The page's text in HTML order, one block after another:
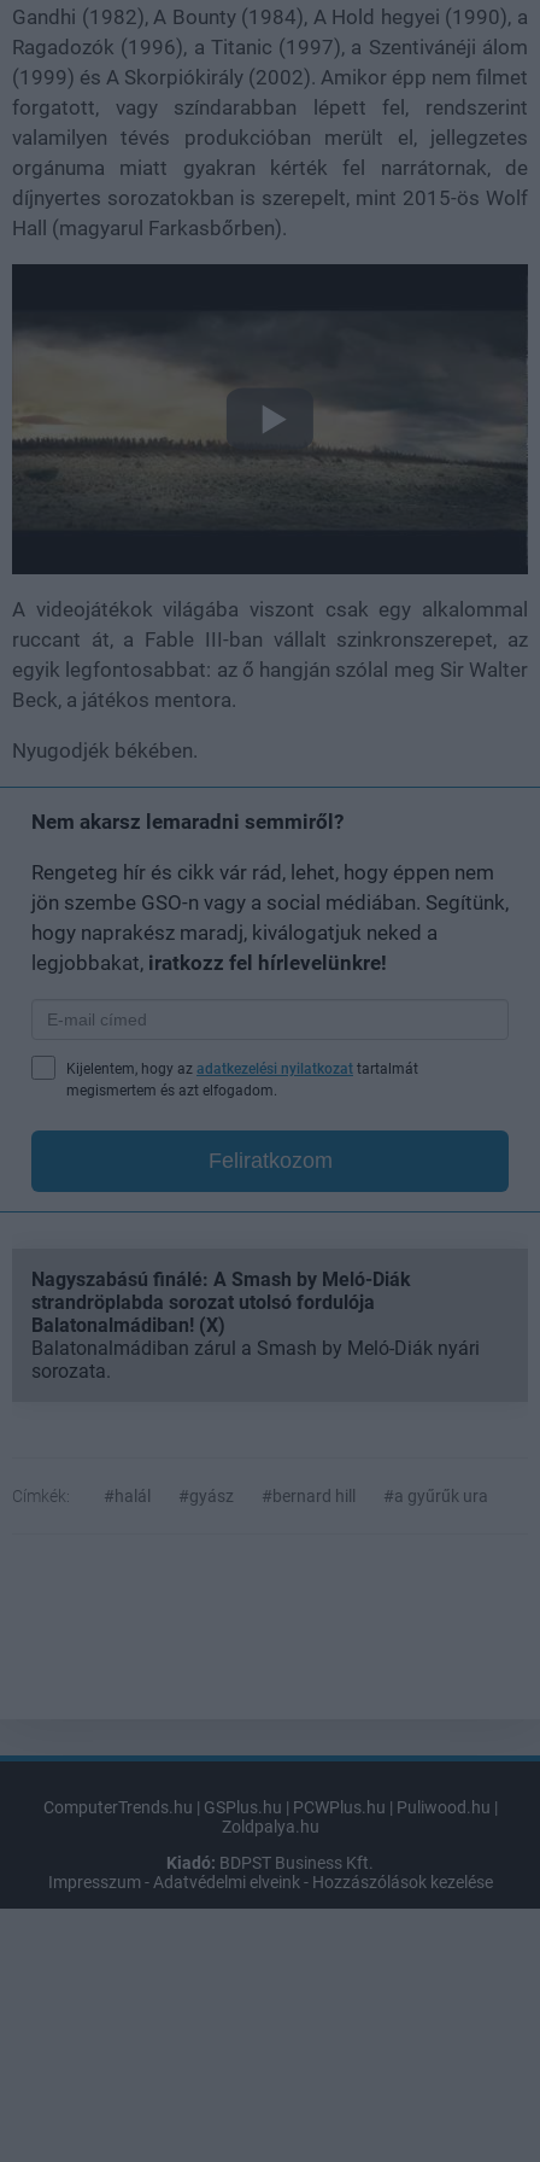
Gandhi (1982), A Bounty (1984), A Hold hegyei (1990), a
Ragadozók (1996), a Titanic (1997), a Szentivánéji álom
(1999) és A Skorpiókirály (2002). Amikor épp nem filmet
forgatott, vagy színdarabban lépett fel, rendszerint
valamilyen tévés produkcióban merült el, jellegzetes
orgánuma miatt gyakran kérték fel narrátornak, de
díjnyertes sorozatokban is szerepelt, mint 2015-ös Wolf
Hall (magyarul Farkasbőrben).
A videojátékok világába viszont csak egy alkalommal
ruccant át, a Fable III-ban vállalt szinkronszerepet, az
egyik legfontosabbat: az ő hangján szólal meg Sir Walter
Beck, a játékos mentora.
Nyugodjék békében.
Nem akarsz lemaradni semmiről?
Rengeteg hír és cikk vár rád, lehet, hogy éppen nem
jön szembe GSO-n vagy a social médiában. Segítünk,
hogy naprakész maradj, kiválogatjuk neked a
legjobbakat, iratkozz fel hírlevelünkre!
Kijelentem, hogy az adatkezelési nyilatkozat tartalmát
megismertem és azt elfogadom.
Feliratkozom
Nagyszabású finálé: A Smash by Meló-Diák
strandröplabda sorozat utolsó fordulója
Balatonalmádiban! (X)
Balatonalmádiban zárul a Smash by Meló-Diák nyári
sorozata.
Címkék: #halál #gyász #bernard hill #a gyűrűk ura
ComputerTrends.hu | GSPlus.hu | PCWPlus.hu | Puliwood.hu |
Zoldpalya.hu
Kiadó: BDPST Business Kft.
Impresszum - Adatvédelmi elveink - Hozzászólások kezelése